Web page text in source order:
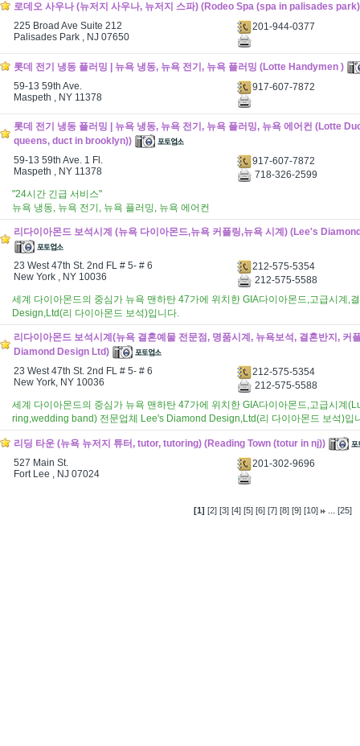
로데오 사우나 (뉴저지 사우나, 뉴저지 스파) (Rodeo Spa (spa in palisades
225 Broad Ave Suite 212
Palisades Park , NJ 07650
201-944-0377
롯데 전기 냉동 플러밍 | 뉴욕 냉동, 뉴욕 전기, 뉴욕 플러밍 (Lotte Handymen )
59-13 59th Ave.
Maspeth , NY 11378
917-607-7872
롯데 전기 냉동 플러밍 | 뉴욕 냉동, 뉴욕 전기, 뉴욕 플러밍, 뉴욕 에어컨 (Lotte
queens, duct in brooklyn))
59-13 59th Ave. 1 Fl.
Maspeth , NY 11378
917-607-7872
718-326-2599
"24시간 긴급 서비스"
뉴욕 냉동, 뉴욕 전기, 뉴욕 플러밍, 뉴욕 에어컨
리다이아몬드 보석시계 (뉴욕 다이아몬드,뉴욕 커플링,뉴욕 시계) (Lee's
23 West 47th St. 2nd FL # 5- # 6
New York , NY 10036
212-575-5354
212-575-5588
세계 다이아몬드의 중심가 뉴욕 맨하탄 47가에 위치한 GIA다이아몬드,고급시계,
Design,Ltd(리 다이아몬드 보석)입니다.
리다이아몬드 보석시계(뉴욕 결혼예물 전문점, 명품시계, 뉴욕보석, 결혼반지, 커
Diamond Design Ltd)
23 West 47th St. 2nd FL # 5- # 6
New York, NY 10036
212-575-5354
212-575-5588
세계 다이아몬드의 중심가 뉴욕 맨하탄 47가에 위치한 GIA다이아몬드,고급시계
ring,wedding band) 전문업체 Lee's Diamond Design,Ltd(리 다이아몬드 보석)입
리딩 타운 (뉴욕 뉴저지 튜터, tutor, tutoring) (Reading Town (totur in nj))
527 Main St.
Fort Lee , NJ 07024
201-302-9696
[1] [2] [3] [4] [5] [6] [7] [8] [9] [10] ... [25]